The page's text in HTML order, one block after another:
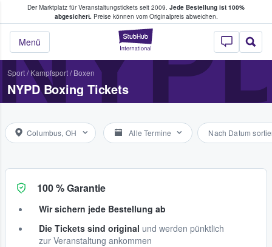
Der Marktplatz für Veranstaltungstickets seit 2009. Jede Bestellung ist 100%
abgesichert.Preise können vom Originalpreis abweichen.
StubHub - Wo
Menü
Tickets kaufen & verkaufen
Sport/Kampfsport/ Boxen
NYPD Boxing Tickets
Columbus, OH Alle Termine Nach Datum
100 % Garantie
Wir sichern jede Bestellung ab
Die Tickets sind original und werden pünktlich
zur Veranstaltung ankommen